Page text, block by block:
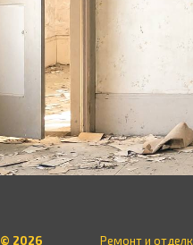
© 2026 Ремонт и